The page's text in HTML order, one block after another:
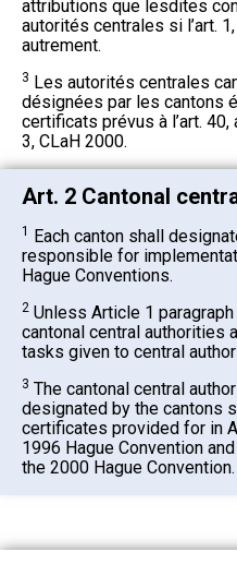
attributions que lesdites
autorités centrales si l’art.
autrement.
3 Les autorités centrales
désignées par les cantons
certificats prévus à l’art. 40,
3, CLaH 2000.
Art. 2 Cantonal
1 Each canton shall
responsible for
Hague Conventions.
2 Unless Article 1
cantonal central authorities
tasks given to central
3 The cantonal central
designated by the cantons
certificates provided for in
1996 Hague Convention
the 2000 Hague Convention.